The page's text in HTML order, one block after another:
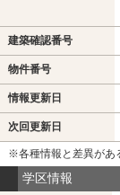
建築確認番号
物件番号
情報更新日
次回更新日
※各種情報と差異があ
学区情報